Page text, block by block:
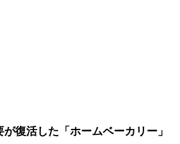
復活した「ホームベーカリー」